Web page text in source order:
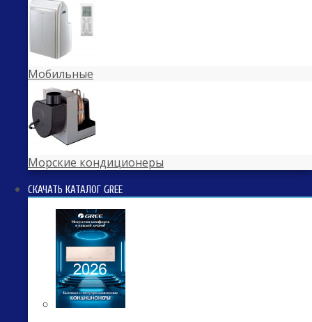
Мобильные
Морские кондиционеры
СКАЧАТЬ КАТАЛОГ GREE